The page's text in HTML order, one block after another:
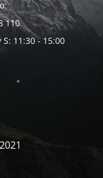
110
11:30 - 15:00